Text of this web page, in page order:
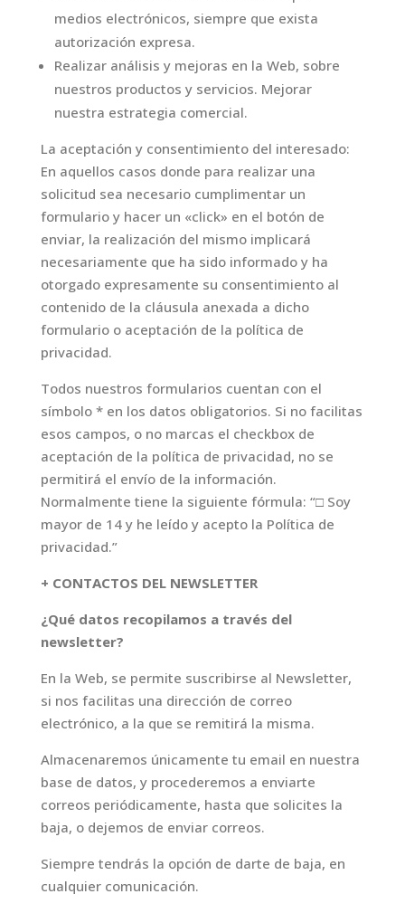
medios electrónicos, siempre que exista
autorización expresa.
Realizar análisis y mejoras en la Web, sobre
nuestros productos y servicios. Mejorar
nuestra estrategia comercial.
La aceptación y consentimiento del interesado:
En aquellos casos donde para realizar una
solicitud sea necesario cumplimentar un
formulario y hacer un «click» en el botón de
enviar, la realización del mismo implicará
necesariamente que ha sido informado y ha
otorgado expresamente su consentimiento al
contenido de la cláusula anexada a dicho
formulario o aceptación de la política de
privacidad.
Todos nuestros formularios cuentan con el
símbolo * en los datos obligatorios. Si no facilitas
esos campos, o no marcas el checkbox de
aceptación de la política de privacidad, no se
permitirá el envío de la información.
Normalmente tiene la siguiente fórmula: “□ Soy
mayor de 14 y he leído y acepto la Política de
privacidad.”
+ CONTACTOS DEL NEWSLETTER
¿Qué datos recopilamos a través del
newsletter?
En la Web, se permite suscribirse al Newsletter,
si nos facilitas una dirección de correo
electrónico, a la que se remitirá la misma.
Almacenaremos únicamente tu email en nuestra
base de datos, y procederemos a enviarte
correos periódicamente, hasta que solicites la
baja, o dejemos de enviar correos.
Siempre tendrás la opción de darte de baja, en
cualquier comunicación.